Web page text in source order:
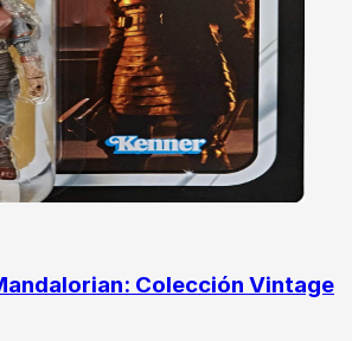
Colección Vintage